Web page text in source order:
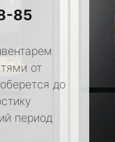
85
от
до
период